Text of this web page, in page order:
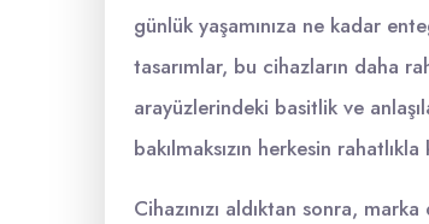
günlük yaşamınıza ne kadar
tasarımlar, bu cihazların daha
arayüzlerindeki basitlik ve
bakılmaksızın herkesin
Cihazınızı aldıktan sonra,